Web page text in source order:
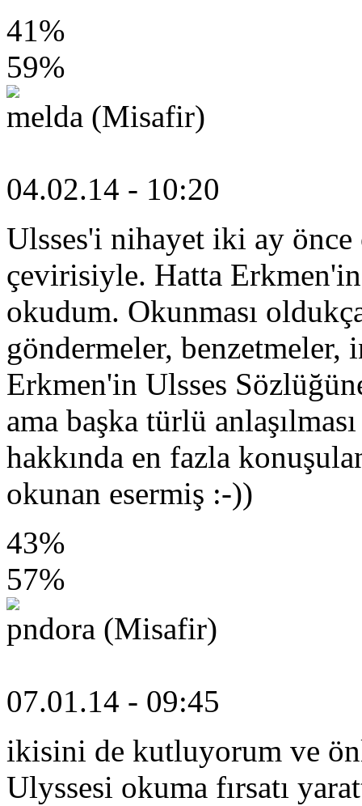
41%
59%
melda (Misafir)
04.02.14 - 10:20
Ulsses'i nihayet iki ay
çevirisiyle. Hatta
okudum. Okunması
göndermeler, benzetmeler,
Erkmen'in Ulsses
ama başka türlü
hakkında en fazla
okunan esermiş :-))
43%
57%
pndora (Misafir)
07.01.14 - 09:45
ikisini de kutluyorum ve
Ulyssesi okuma fırsatı